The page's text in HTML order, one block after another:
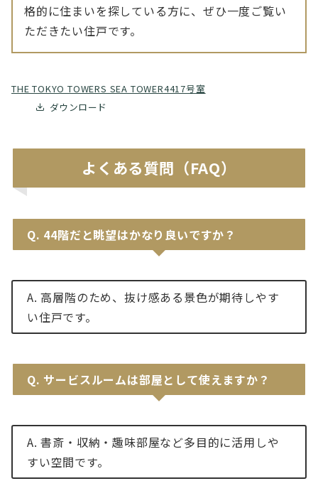
格的に住まいを探している方に、ぜひ一度ご覧い
ただきたい住戸です。
THE TOKYO TOWERS SEA TOWER4417号室
ダウンロード
よくある質問（FAQ）
Q. 44階だと眺望はかなり良いですか？
A. 高層階のため、抜け感ある景色が期待しやす
い住戸です。
Q. サービスルームは部屋として使えますか？
A. 書斎・収納・趣味部屋など多目的に活用しや
すい空間です。